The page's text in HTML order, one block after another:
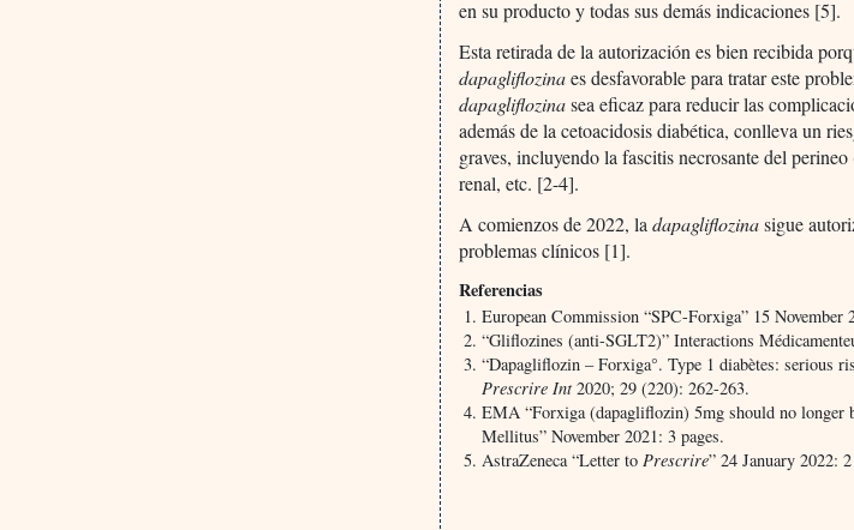
en su producto y todas sus demás indicaciones [5].
Esta retirada de la autorización es bien recibida
dapagliflozinaes desfavorable para tratar este
dapagliflozinasea eficaz para reducir las
además de la cetoacidosis diabética, conlleva un
graves, incluyendo la fascitis necrosante del
renal, etc. [2-4].
A comienzos de 2022, ladapagliflozinasigue
problemas clínicos [1].
Referencias
European Commission “SPC-Forxiga” 15 November
“Gliflozines (anti-SGLT2)” Interactions
“Dapagliflozin – Forxiga°. Type 1 diabètes: serious
Prescrire Int2020; 29 (220): 262-263.
EMA “Forxiga (dapagliflozin) 5mg should no longer
Mellitus” November 2021: 3 pages.
AstraZeneca “Letter to Prescrire” 24 January 2022: